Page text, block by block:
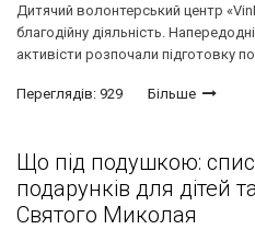
Дитячий волонтерський центр
благодійну діяльність.
активісти розпочали підготовку
Переглядів: 929 Більше
Що під подушкою:
подарунків для дітей
Святого Миколая